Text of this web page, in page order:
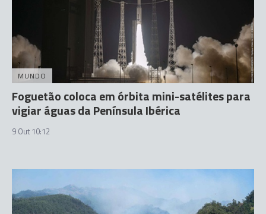
MUNDO
Foguetão coloca em órbita mini-satélites para
vigiar águas da Península Ibérica
9 Out 10:12